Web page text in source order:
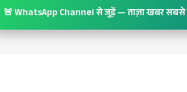
🚨 WhatsApp Channel से जुड़ें — ताज़ा खबर